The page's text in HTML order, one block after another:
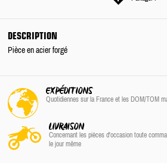
DESCRIPTION
Pièce en acier forgé
EXPÉDITIONS
Quotidiennes sur la Franceet les DOM/TOM
LIVRAISON
Concernant les pièces d'occasion toute
le jour même